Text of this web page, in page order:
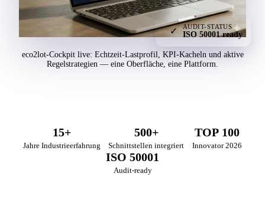
✓ AUDIT-STATUS
ISO 50001 ready
eco2lot-Cockpit live: Echtzeit-Lastprofil, KPI-Kacheln und aktive
Regelstrategien — eine Oberfläche, eine Plattform.
15+
Jahre Industrie­erfahrung
500+
Schnittstellen integriert
TOP 100
Innovator 2026
ISO 50001
Audit-ready